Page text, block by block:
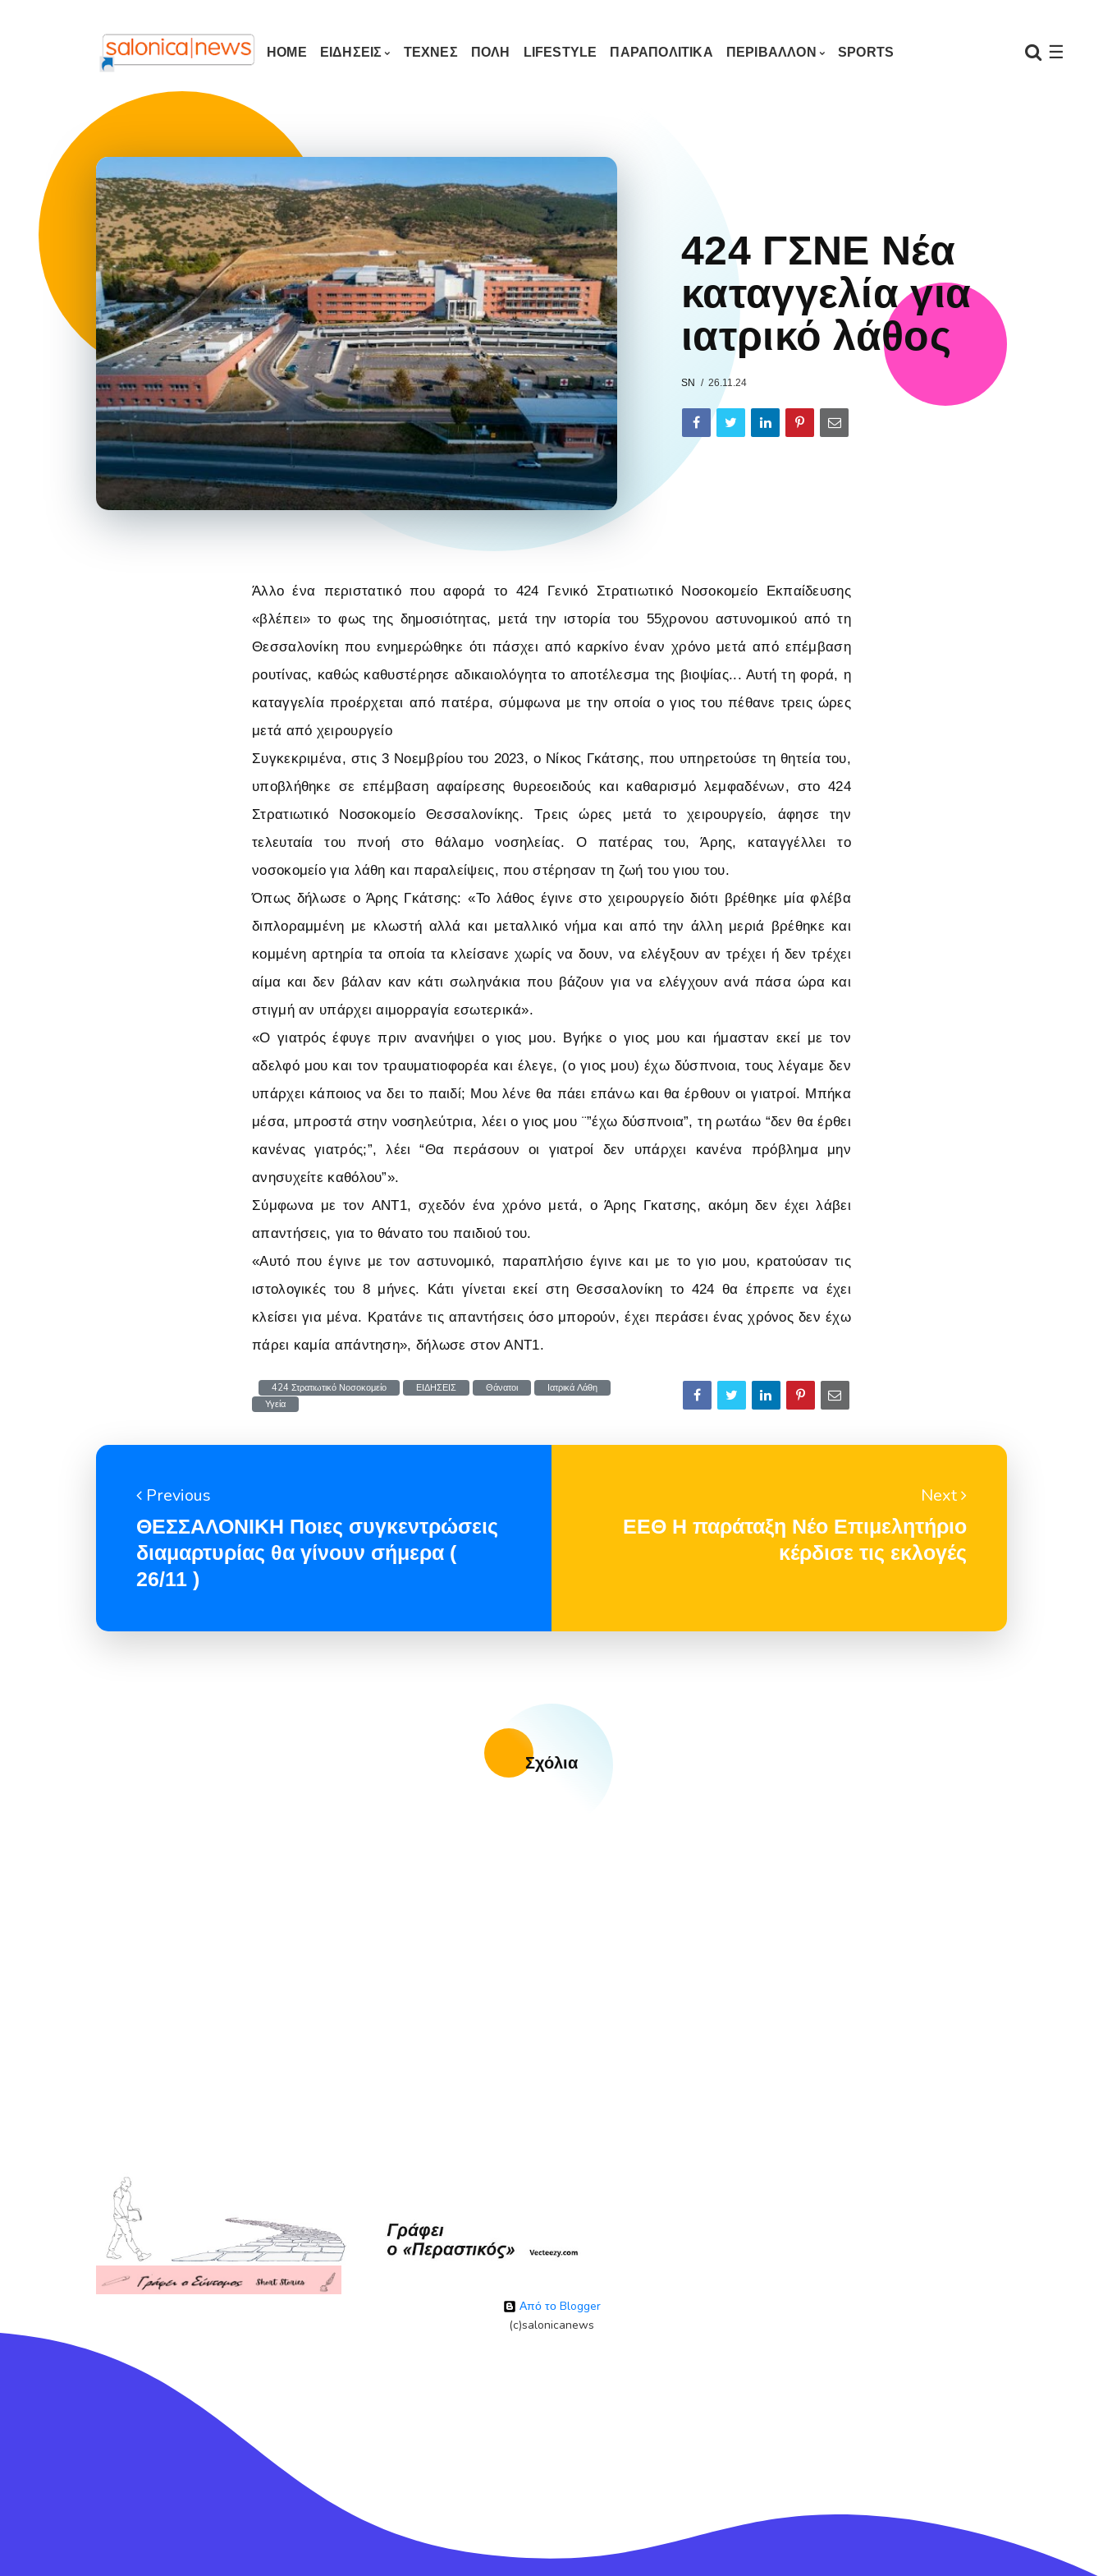
☰
HOME ΕΙΔΗΣΕΙΣ ΤΕΧΝΕΣ ΠΟΛΗ LIFESTYLE ΠΑΡΑΠΟΛΙΤΙΚΑ ΠΕΡΙΒΑΛΛΟΝ SPORTS
424 ΓΣΝΕ Νέα
καταγγελία για
ιατρικό λάθος
SN 26.11.24
Άλλο ένα περιστατικό που αφορά το 424 Γενικό Στρατιωτικό Νοσοκομείο Εκπαίδευσης
«βλέπει» το φως της δημοσιότητας, μετά την ιστορία του 55χρονου αστυνομικού από τη
Θεσσαλονίκη που ενημερώθηκε ότι πάσχει από καρκίνο έναν χρόνο μετά από επέμβαση
ρουτίνας, καθώς καθυστέρησε αδικαιολόγητα το αποτέλεσμα της βιοψίας... Αυτή τη φορά, η
καταγγελία προέρχεται από πατέρα, σύμφωνα με την οποία ο γιος του πέθανε τρεις ώρες
μετά από χειρουργείο
Συγκεκριμένα, στις 3 Νοεμβρίου του 2023, ο Νίκος Γκάτσης, που υπηρετούσε τη θητεία του,
υποβλήθηκε σε επέμβαση αφαίρεσης θυρεοειδούς και καθαρισμό λεμφαδένων, στο 424
Στρατιωτικό Νοσοκομείο Θεσσαλονίκης. Τρεις ώρες μετά το χειρουργείο, άφησε την
τελευταία του πνοή στο θάλαμο νοσηλείας. Ο πατέρας του, Άρης, καταγγέλλει το
νοσοκομείο για λάθη και παραλείψεις, που στέρησαν τη ζωή του γιου του.
Όπως δήλωσε ο Άρης Γκάτσης: «Το λάθος έγινε στο χειρουργείο διότι βρέθηκε μία φλέβα
διπλοραμμένη με κλωστή αλλά και μεταλλικό νήμα και από την άλλη μεριά βρέθηκε και
κομμένη αρτηρία τα οποία τα κλείσανε χωρίς να δουν, να ελέγξουν αν τρέχει ή δεν τρέχει
αίμα και δεν βάλαν καν κάτι σωληνάκια που βάζουν για να ελέγχουν ανά πάσα ώρα και
στιγμή αν υπάρχει αιμορραγία εσωτερικά».
«Ο γιατρός έφυγε πριν ανανήψει ο γιος μου. Βγήκε ο γιος μου και ήμασταν εκεί με τον
αδελφό μου και τον τραυματιοφορέα και έλεγε, (ο γιος μου) έχω δύσπνοια, τους λέγαμε δεν
υπάρχει κάποιος να δει το παιδί; Μου λένε θα πάει επάνω και θα έρθουν οι γιατροί. Μπήκα
μέσα, μπροστά στην νοσηλεύτρια, λέει ο γιος μου ¨”έχω δύσπνοια”, τη ρωτάω “δεν θα έρθει
κανένας γιατρός;”, λέει “Θα περάσουν οι γιατροί δεν υπάρχει κανένα πρόβλημα μην
ανησυχείτε καθόλου”».
Σύμφωνα με τον ANT1, σχεδόν ένα χρόνο μετά, ο Άρης Γκατσης, ακόμη δεν έχει λάβει
απαντήσεις, για το θάνατο του παιδιού του.
«Αυτό που έγινε με τον αστυνομικό, παραπλήσιο έγινε και με το γιο μου, κρατούσαν τις
ιστολογικές του 8 μήνες. Κάτι γίνεται εκεί στη Θεσσαλονίκη το 424 θα έπρεπε να έχει
κλείσει για μένα. Κρατάνε τις απαντήσεις όσο μπορούν, έχει περάσει ένας χρόνος δεν έχω
πάρει καμία απάντηση», δήλωσε στον ΑΝΤ1.
424 Στρατιωτικό Νοσοκομείο ΕΙΔΗΣΕΙΣ Θάνατοι
Ιατρικά Λάθη
Υγεία
Previous
ΘΕΣΣΑΛΟΝΙΚΗ Ποιες συγκεντρώσεις
διαμαρτυρίας θα γίνουν σήμερα (
26/11 )
Next
ΕΕΘ Η παράταξη Νέο Επιμελητήριο
κέρδισε τις εκλογές
Σχόλια
Από το Blogger
(c)salonicanews